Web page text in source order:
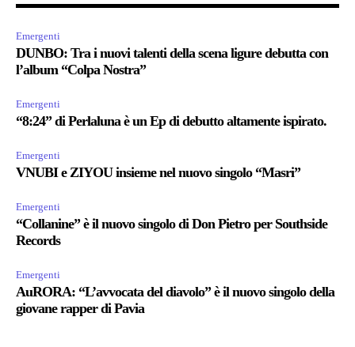
Emergenti
DUNBO: Tra i nuovi talenti della scena ligure debutta con
l’album “Colpa Nostra”
Emergenti
“8:24” di Perlaluna è un Ep di debutto altamente ispirato.
Emergenti
VNUBI e ZIYOU insieme nel nuovo singolo “Masri”
Emergenti
“Collanine” è il nuovo singolo di Don Pietro per Southside
Records
Emergenti
AuRORA: “L’avvocata del diavolo” è il nuovo singolo della
giovane rapper di Pavia